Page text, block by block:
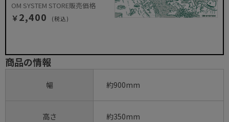
OM SYSTEM STORE販売価格
￥2,400 (税込)
商品の情報
幅 約900mm
高さ 約350mm